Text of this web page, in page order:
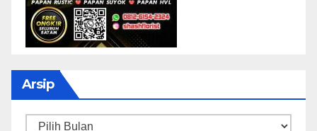
Arsip
Arsip